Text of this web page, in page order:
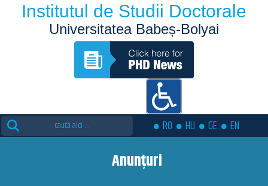
Institutul de Studii Doctorale
Universitatea Babeș-Bolyai
Search
for:
RO HU GE EN
Anunțuri